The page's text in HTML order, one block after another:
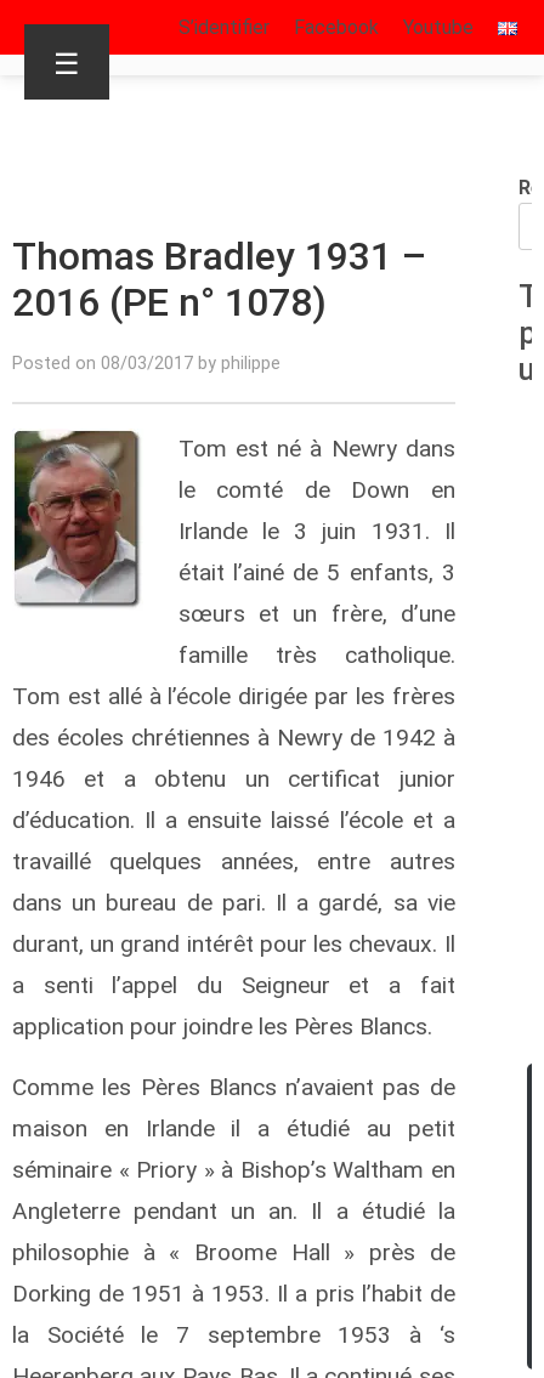
S’identifier Facebook Youtube
☰
Thomas Bradley 1931 –
2016 (PE n° 1078)
Posted on 08/03/2017 by philippe
Tom est né à Newry dans
le comté de Down en
Irlande le 3 juin 1931. Il
était l’ainé de 5 enfants, 3
sœurs et un frère, d’une
famille très catholique.
Tom est allé à l’école dirigée par les frères
des écoles chrétiennes à Newry de 1942 à
1946 et a obtenu un certificat junior
d’éducation. Il a ensuite laissé l’école et a
travaillé quelques années, entre autres
dans un bureau de pari. Il a gardé, sa vie
durant, un grand intérêt pour les chevaux. Il
a senti l’appel du Seigneur et a fait
application pour joindre les Pères Blancs.
Comme les Pères Blancs n’avaient pas de
maison en Irlande il a étudié au petit
séminaire « Priory » à Bishop’s Waltham en
Angleterre pendant un an. Il a étudié la
philosophie à « Broome Hall » près de
Dorking de 1951 à 1953. Il a pris l’habit de
la Société le 7 septembre 1953 à ‘s